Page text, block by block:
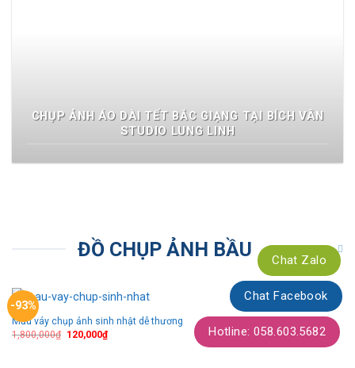
CHỤP ẢNH ÁO DÀI TẾT BẮC GIẠNG TẠI BÍCH VÂN
STUDIO LUNG LINH
ĐỒ CHỤP ẢNH BẦU
-93%
Thêm
theo
dõi
Mẫu váy chụp ảnh sinh nhật dễ thương
1,800,000₫ 120,000₫
Chat Zalo
Chat Facebook
Hotline: 058.603.5682